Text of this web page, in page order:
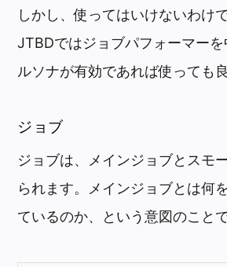
しかし、使ってはいけないわけ
JTBDではジョブパフォーマー
ルソナが有効であれば使っても
ジョブ
ジョブは、メインジョブとスモ
られます。メインジョブとは何
ているのか、という意図のことで